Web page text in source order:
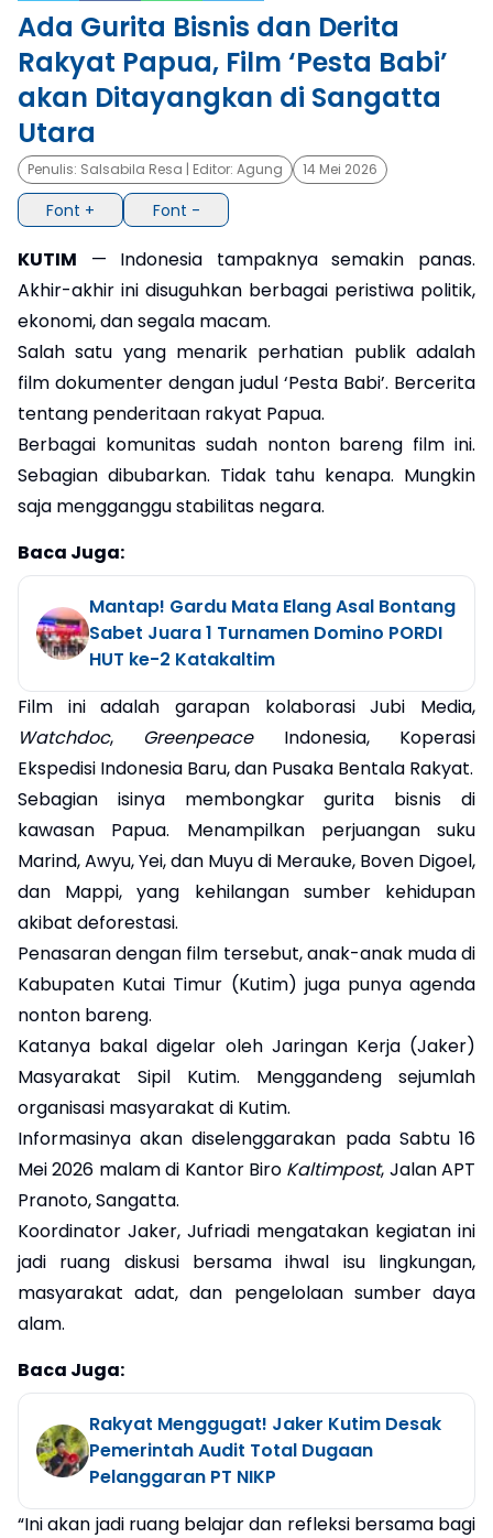
×
Ada Gurita Bisnis dan Derita
Rakyat Papua, Film ‘Pesta Babi’
akan Ditayangkan di Sangatta
Utara
Penulis: Salsabila Resa | Editor: Agung 14 Mei 2026
Font + Font -
KUTIM — Indonesia tampaknya semakin panas.
Akhir-akhir ini disuguhkan berbagai peristiwa politik,
ekonomi, dan segala macam.
Salah satu yang menarik perhatian publik adalah
film dokumenter dengan judul ‘Pesta Babi’. Bercerita
tentang penderitaan rakyat Papua.
Berbagai komunitas sudah nonton bareng film ini.
Sebagian dibubarkan. Tidak tahu kenapa. Mungkin
saja mengganggu stabilitas negara.
Baca Juga:
Mantap! Gardu Mata Elang Asal Bontang
Sabet Juara 1 Turnamen Domino PORDI
HUT ke-2 Katakaltim
Film ini adalah garapan kolaborasi Jubi Media,
Watchdoc, GreenpeaceIndonesia, Koperasi
Ekspedisi Indonesia Baru, dan Pusaka Bentala Rakyat.
Sebagian isinya membongkar gurita bisnis di
kawasan Papua. Menampilkan perjuangan suku
Marind, Awyu, Yei, dan Muyu di Merauke, Boven Digoel,
dan Mappi, yang kehilangan sumber kehidupan
akibat deforestasi.
Penasaran dengan film tersebut, anak-anak muda di
Kabupaten Kutai Timur (Kutim) juga punya agenda
nonton bareng.
Katanya bakal digelar oleh Jaringan Kerja (Jaker)
Masyarakat Sipil Kutim. Menggandeng sejumlah
organisasi masyarakat di Kutim.
Informasinya akan diselenggarakan pada Sabtu 16
Mei 2026 malam di Kantor Biro Kaltimpost, Jalan APT
Pranoto, Sangatta.
Koordinator Jaker, Jufriadi mengatakan kegiatan ini
jadi ruang diskusi bersama ihwal isu lingkungan,
masyarakat adat, dan pengelolaan sumber daya
alam.
Baca Juga:
Rakyat Menggugat! Jaker Kutim Desak
Pemerintah Audit Total Dugaan
Pelanggaran PT NIKP
“Ini akan jadi ruang belajar dan refleksi bersama bagi